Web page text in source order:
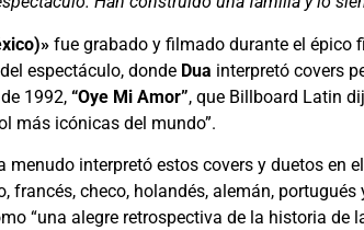
fue grabado y filmado durante el épico
espectáculo, donde Dua interpretó covers
1992, “Oye Mi Amor”, que Billboard Latin
más icónicas del mundo”.
menudo interpretó estos covers y duetos en
francés, checo, holandés, alemán,
“una alegre retrospectiva de la historia